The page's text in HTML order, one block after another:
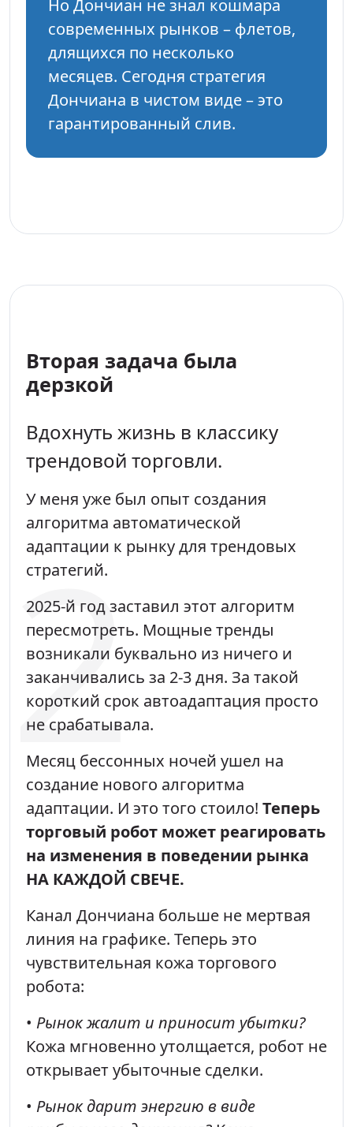
Но Дончиан не знал кошмара
современных рынков – флетов,
длящихся по несколько
месяцев. Сегодня стратегия
Дончиана в чистом виде – это
гарантированный слив.
Вторая задача была
дерзкой
Вдохнуть жизнь в классику
трендовой торговли.
У меня уже был опыт создания
алгоритма автоматической
адаптации к рынку для трендовых
стратегий.
2025-й год заставил этот алгоритм
пересмотреть. Мощные тренды
возникали буквально из ничего и
заканчивались за 2-3 дня. За такой
короткий срок автоадаптация просто
не срабатывала.
Месяц бессонных ночей ушел на
создание нового алгоритма
адаптации. И это того стоило! Теперь
торговый робот может реагировать
на изменения в поведении рынка
НА КАЖДОЙ СВЕЧЕ.
Канал Дончиана больше не мертвая
линия на графике. Теперь это
чувствительная кожа торгового
робота:
• Рынок жалит и приносит убытки?
Кожа мгновенно утолщается, робот не
открывает убыточные сделки.
• Рынок дарит энергию в виде